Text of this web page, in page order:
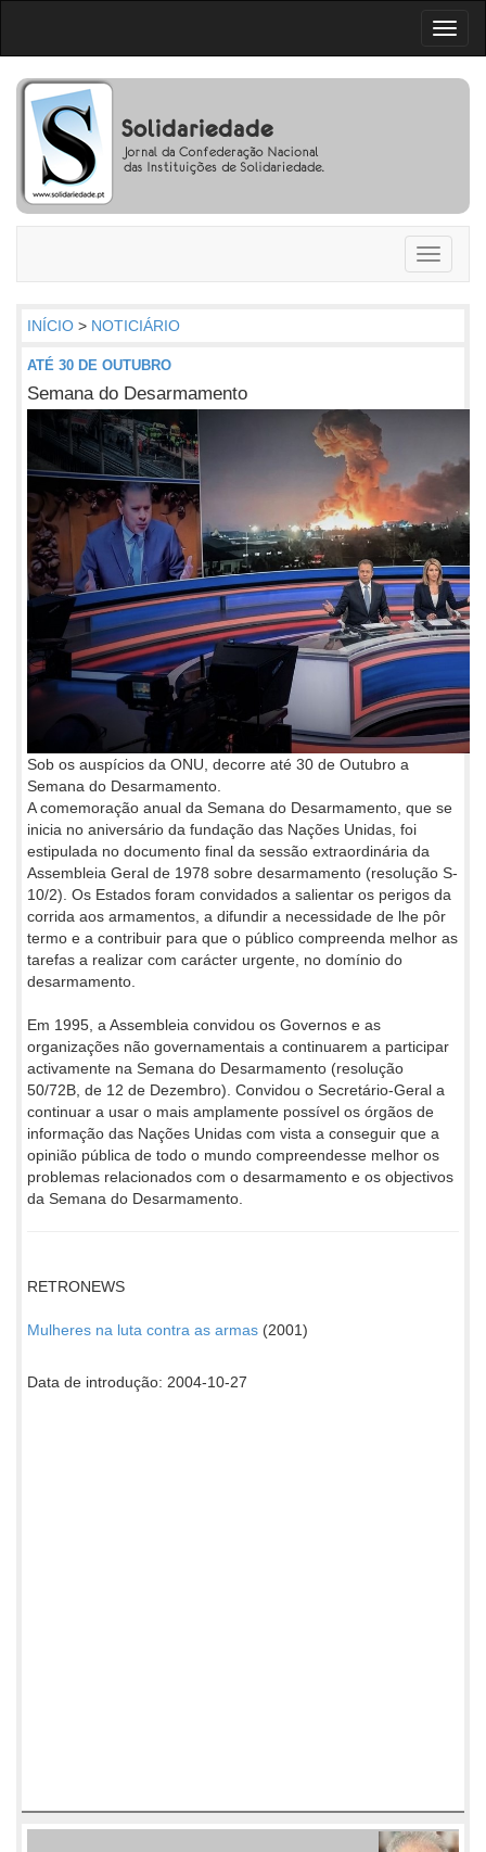
Toggle
INÍCIO > NOTICIÁRIO
ATÉ 30 DE OUTUBRO
Semana do Desarmamento
Sob os auspícios da ONU, decorre até 30 de Outubro a
Semana do Desarmamento.
A comemoração anual da Semana do Desarmamento, que se
inicia no aniversário da fundação das Nações Unidas, foi
estipulada no documento final da sessão extraordinária da
Assembleia Geral de 1978 sobre desarmamento (resolução S-
10/2). Os Estados foram convidados a salientar os perigos da
corrida aos armamentos, a difundir a necessidade de lhe pôr
termo e a contribuir para que o público compreenda melhor as
tarefas a realizar com carácter urgente, no domínio do
desarmamento.
Em 1995, a Assembleia convidou os Governos e as
organizações não governamentais a continuarem a participar
activamente na Semana do Desarmamento (resolução
50/72B, de 12 de Dezembro). Convidou o Secretário-Geral a
continuar a usar o mais amplamente possível os órgãos de
informação das Nações Unidas com vista a conseguir que a
opinião pública de todo o mundo compreendesse melhor os
problemas relacionados com o desarmamento e os objectivos
da Semana do Desarmamento.
RETRONEWS
Mulheres na luta contra as armas (2001)
Data de introdução: 2004-10-27